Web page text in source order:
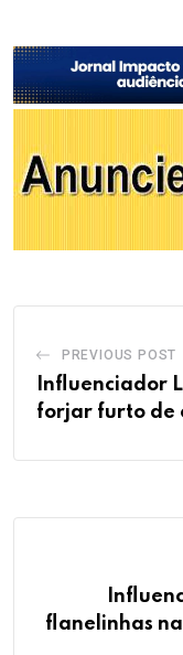
PREVIOUS POST
Influenciador
forjar furto de
flanelinhas